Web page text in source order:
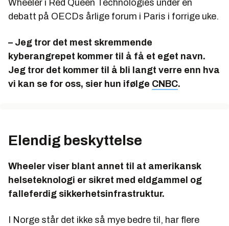
Wheeler i Red Queen Technologies under en
debatt på OECDs årlige forum i Paris i forrige uke.
– Jeg tror det mest skremmende
kyberangrepet kommer til å få et eget navn.
Jeg tror det kommer til å bli langt verre enn hva
vi kan se for oss, sier hun ifølge CNBC.
Elendig beskyttelse
Wheeler viser blant annet til at amerikansk
helseteknologi er sikret med eldgammel og
falleferdig sikkerhetsinfrastruktur.
I Norge står det ikke så mye bedre til, har flere